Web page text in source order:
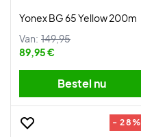
Yonex BG 65 Yellow 200m
Van: 149,95
89,95 €
Bestel nu
- 28%